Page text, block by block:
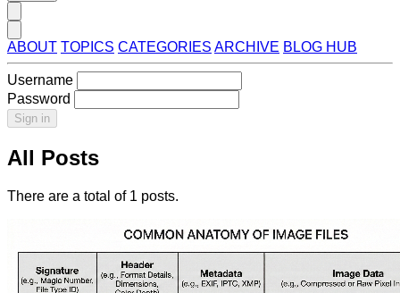
ABOUT TOPICS CATEGORIES ARCHIVE BLOG HUB
Username
Password
Sign in
All Posts
There are a total of 1 posts.